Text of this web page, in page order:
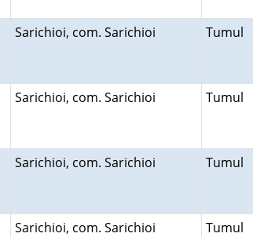
Sarichioi, com. Sarichioi Tumul
Sarichioi, com. Sarichioi Tumul
Sarichioi, com. Sarichioi Tumul
Sarichioi, com. Sarichioi Tumul